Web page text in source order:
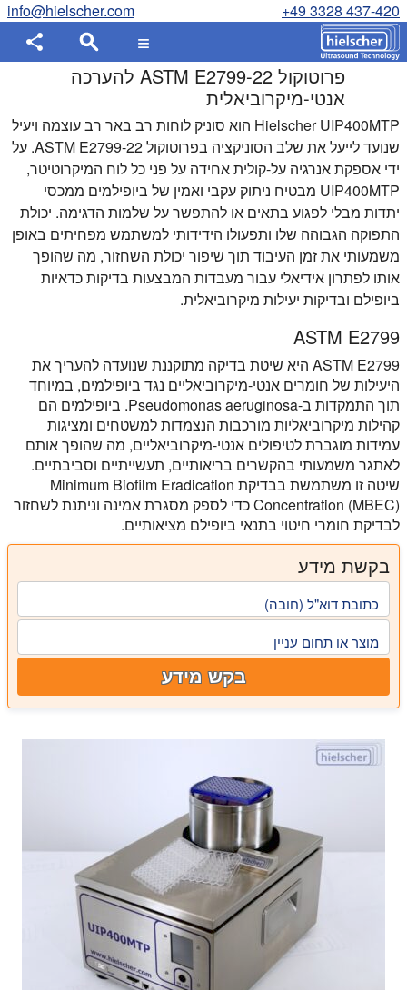
+49 3328 437-420
info@hielscher.com
פרוטוקול ASTM E2799-22 להערכה
אנטי-מיקרוביאלית
Hielscher UIP400MTP הוא סוניק לוחות רב באר רב עוצמה ויעיל
שנועד לייעל את שלב הסוניקציה בפרוטוקול ASTM E2799-22. על
ידי אספקת אנרגיה על-קולית אחידה על פני כל לוח המיקרוטיטר,
UIP400MTP מבטיח ניתוק עקבי ואמין של ביופילמים ממכסי
יתדות מבלי לפגוע בתאים או להתפשר על שלמות הדגימה. יכולת
התפוקה הגבוהה שלו ותפעולו הידידותי למשתמש מפחיתים באופן
משמעותי את זמן העיבוד תוך שיפור יכולת השחזור, מה שהופך
אותו לפתרון אידיאלי עבור מעבדות המבצעות בדיקות כדאיות
ביופילם ובדיקות יעילות מיקרוביאלית.
ASTM E2799
ASTM E2799 היא שיטת בדיקה מתוקננת שנועדה להעריך את
היעילות של חומרים אנטי-מיקרוביאליים נגד ביופילמים, במיוחד
תוך התמקדות ב-Pseudomonas aeruginosa. ביופילמים הם
קהילות מיקרוביאליות מורכבות הנצמדות למשטחים ומציגות
עמידות מוגברת לטיפולים אנטי-מיקרוביאליים, מה שהופך אותם
לאתגר משמעותי בהקשרים בריאותיים, תעשייתיים וסביבתיים.
שיטה זו משתמשת בבדיקת Minimum Biofilm Eradication
Concentration (MBEC) כדי לספק מסגרת אמינה וניתנת לשחזור
לבדיקת חומרי חיטוי בתנאי ביופילם מציאותיים.
בקשת מידע
כתובת דוא"ל (חובה)
מוצר או תחום עניין
בקש מידע